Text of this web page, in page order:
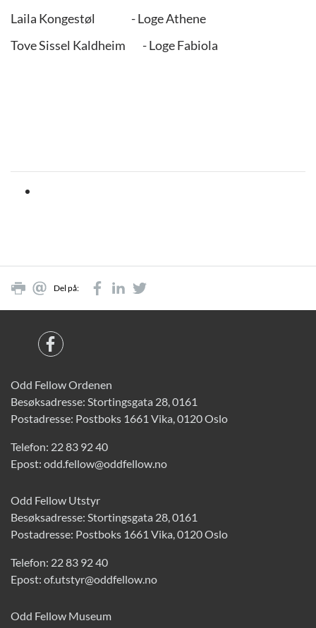
Laila Kongestøl - Loge Athene
Tove Sissel Kaldheim - Loge Fabiola
Del på:
Odd Fellow Ordenen
Besøksadresse: Stortingsgata 28, 0161
Postadresse: Postboks 1661 Vika, 0120 Oslo
Telefon: 22 83 92 40
Epost: odd.fellow@oddfellow.no
Odd Fellow Utstyr
Besøksadresse: Stortingsgata 28, 0161
Postadresse: Postboks 1661 Vika, 0120 Oslo
Telefon: 22 83 92 40
Epost: of.utstyr@oddfellow.no
Odd Fellow Museum